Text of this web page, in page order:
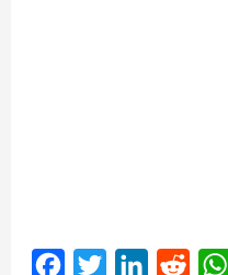
FacebookTwitter LinkedInReddit